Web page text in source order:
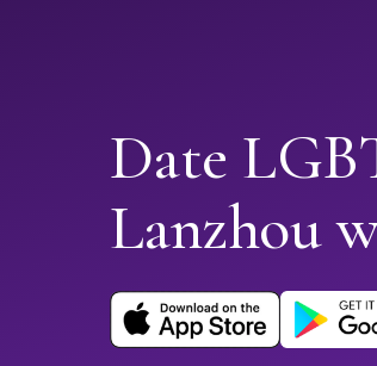
Date
Lanzhou